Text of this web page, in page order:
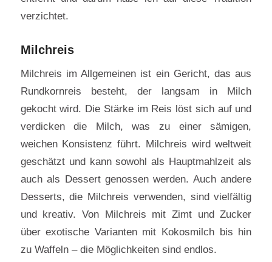
verzichtet.
Milchreis
Milchreis im Allgemeinen ist ein Gericht, das aus
Rundkornreis besteht, der langsam in Milch
gekocht wird. Die Stärke im Reis löst sich auf und
verdicken die Milch, was zu einer sämigen,
weichen Konsistenz führt. Milchreis wird weltweit
geschätzt und kann sowohl als Hauptmahlzeit als
auch als Dessert genossen werden. Auch andere
Desserts, die Milchreis verwenden, sind vielfältig
und kreativ. Von Milchreis mit Zimt und Zucker
über exotische Varianten mit Kokosmilch bis hin
zu Waffeln – die Möglichkeiten sind endlos.